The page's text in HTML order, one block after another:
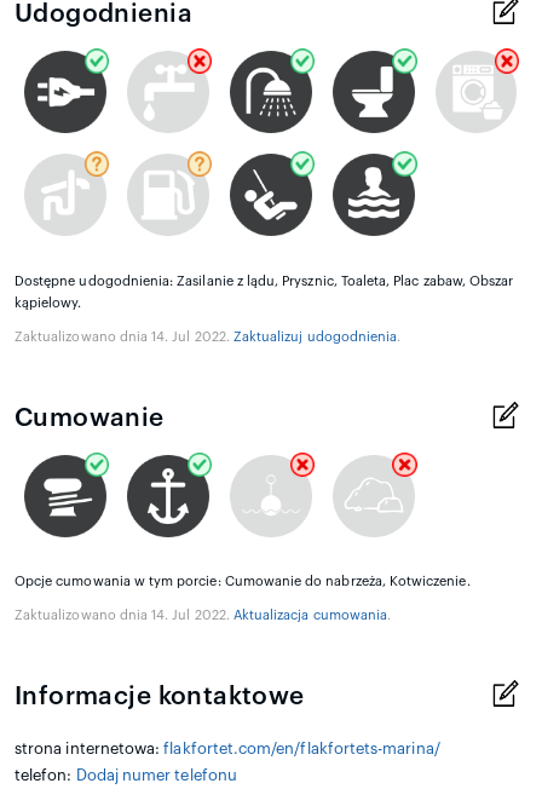
Udogodnienia
Dostępne udogodnienia: Zasilanie z lądu, Prysznic, Toaleta, Plac zabaw, Obszar
kąpielowy.
Zaktualizowano dnia 14. Jul 2022. Zaktualizuj udogodnienia.
Cumowanie
Opcje cumowania w tym porcie: Cumowanie do nabrzeża, Kotwiczenie.
Zaktualizowano dnia 14. Jul 2022. Aktualizacja cumowania.
Informacje kontaktowe
strona internetowa:flakfortet.com/en/flakfortets-marina/
telefon:
Dodaj numer telefonu